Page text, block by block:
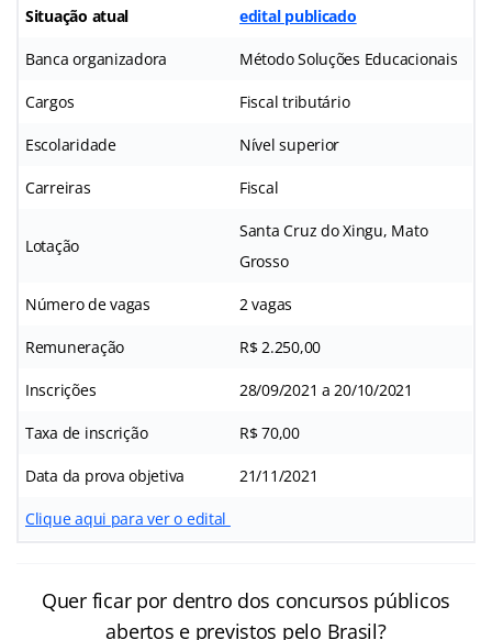
Situação atual edital publicado
Banca organizadora Método Soluções Educacionais
Cargos Fiscal tributário
Escolaridade Nível superior
Carreiras Fiscal
Lotação
Santa Cruz do Xingu, Mato
Grosso
Número de vagas 2 vagas
Remuneração R$ 2.250,00
Inscrições 28/09/2021 a 20/10/2021
Taxa de inscrição R$ 70,00
Data da prova objetiva 21/11/2021
Clique aqui para ver o edital
Quer ficar por dentro dos concursos públicos
abertos e previstos pelo Brasil?